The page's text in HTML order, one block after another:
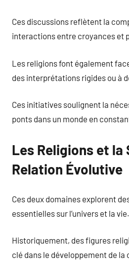
Ces discussions reflètent la
interactions entre croyances et
Les religions font également
des interprétations rigides ou à
Ces initiatives soulignent la
ponts dans un monde en
Les Religions et la
Relation Évolutive
Ces deux domaines explorent
essentielles sur l’univers et la vie.
Historiquement, des figures
clé dans le développement de la